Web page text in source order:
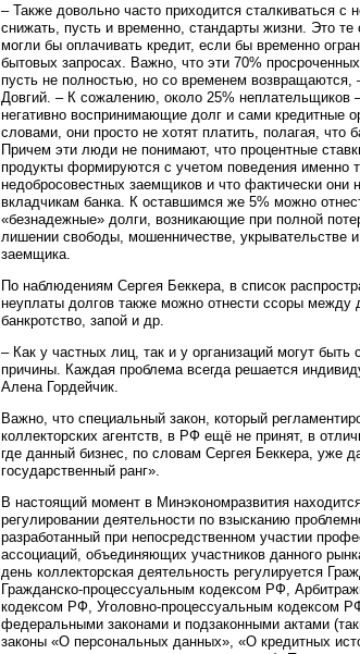
– Также довольно часто приходится сталкиваться с
снижать, пусть и временно, стандарты жизни. Это
могли бы оплачивать кредит, если бы временно
бытовых запросах. Важно, что эти 70%
пусть не полностью, но со временем возвращаются,
Довгий. – К сожалению, около 25% неплательщиков
негативно воспринимающие долг и сами кредитные
словами, они просто не хотят платить, полагая, что
Причем эти люди не понимают, что процентные
продукты формируются с учетом поведения именно
недобросовестных заемщиков и что фактически они
вкладчикам банка. К оставшимся же 5% можно
«безнадежные» долги, возникающие при полной
лишении свободы, мошенничестве, укрывательстве
заемщика.
По наблюдениям Сергея Беккера, в список
неуплаты долгов также можно отнести ссоры между
банкротство, запой и др.
– Как у частных лиц, так и у организаций могут быть
причины. Каждая проблема всегда решается
Алена Гордейчик.
Важно, что специальный закон, который
коллекторских агентств, в РФ ещё не принят, в
где данный бизнес, по словам Сергея Беккера, уже
государственный ранг».
В настоящий момент в Минэкономразвития
регулировании деятельности по взысканию
разработанный при непосредственном участии
ассоциаций, объединяющих участников данного
день коллекторская деятельность регулируется
Гражданско-процессуальным кодексом РФ,
кодексом РФ, Уголовно-процессуальным кодексом
федеральными законами и подзаконными актами
законы «О персональных данных», «О кредитных